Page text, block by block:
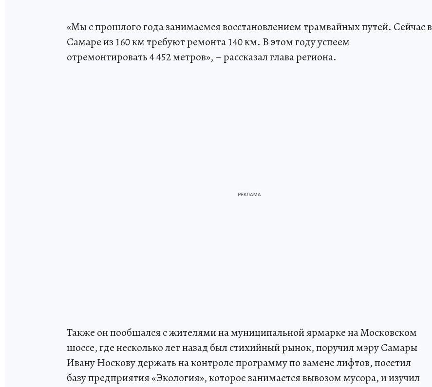
«Мы с прошлого года занимаемся восстановлением трамвайных путей. Сейчас в
Самаре из 160 км требуют ремонта 140 км. В этом году успеем
отремонтировать 4 452 метров», – рассказал глава региона.
Также он пообщался с жителями на муниципальной ярмарке на Московском
шоссе, где несколько лет назад был стихийный рынок, поручил мэру Самары
Ивану Носкову держать на контроле программу по замене лифтов, посетил
базу предприятия «Экология», которое занимается вывозом мусора, и изучил